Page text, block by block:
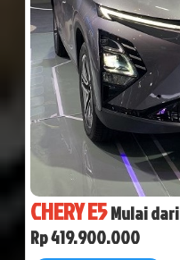
CHERY E5Mulai dari
Rp 419.900.000